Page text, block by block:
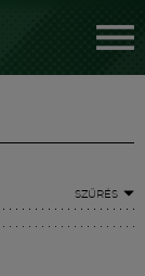
SZŰRÉS